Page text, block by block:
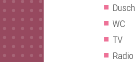
WC
TV
Radio